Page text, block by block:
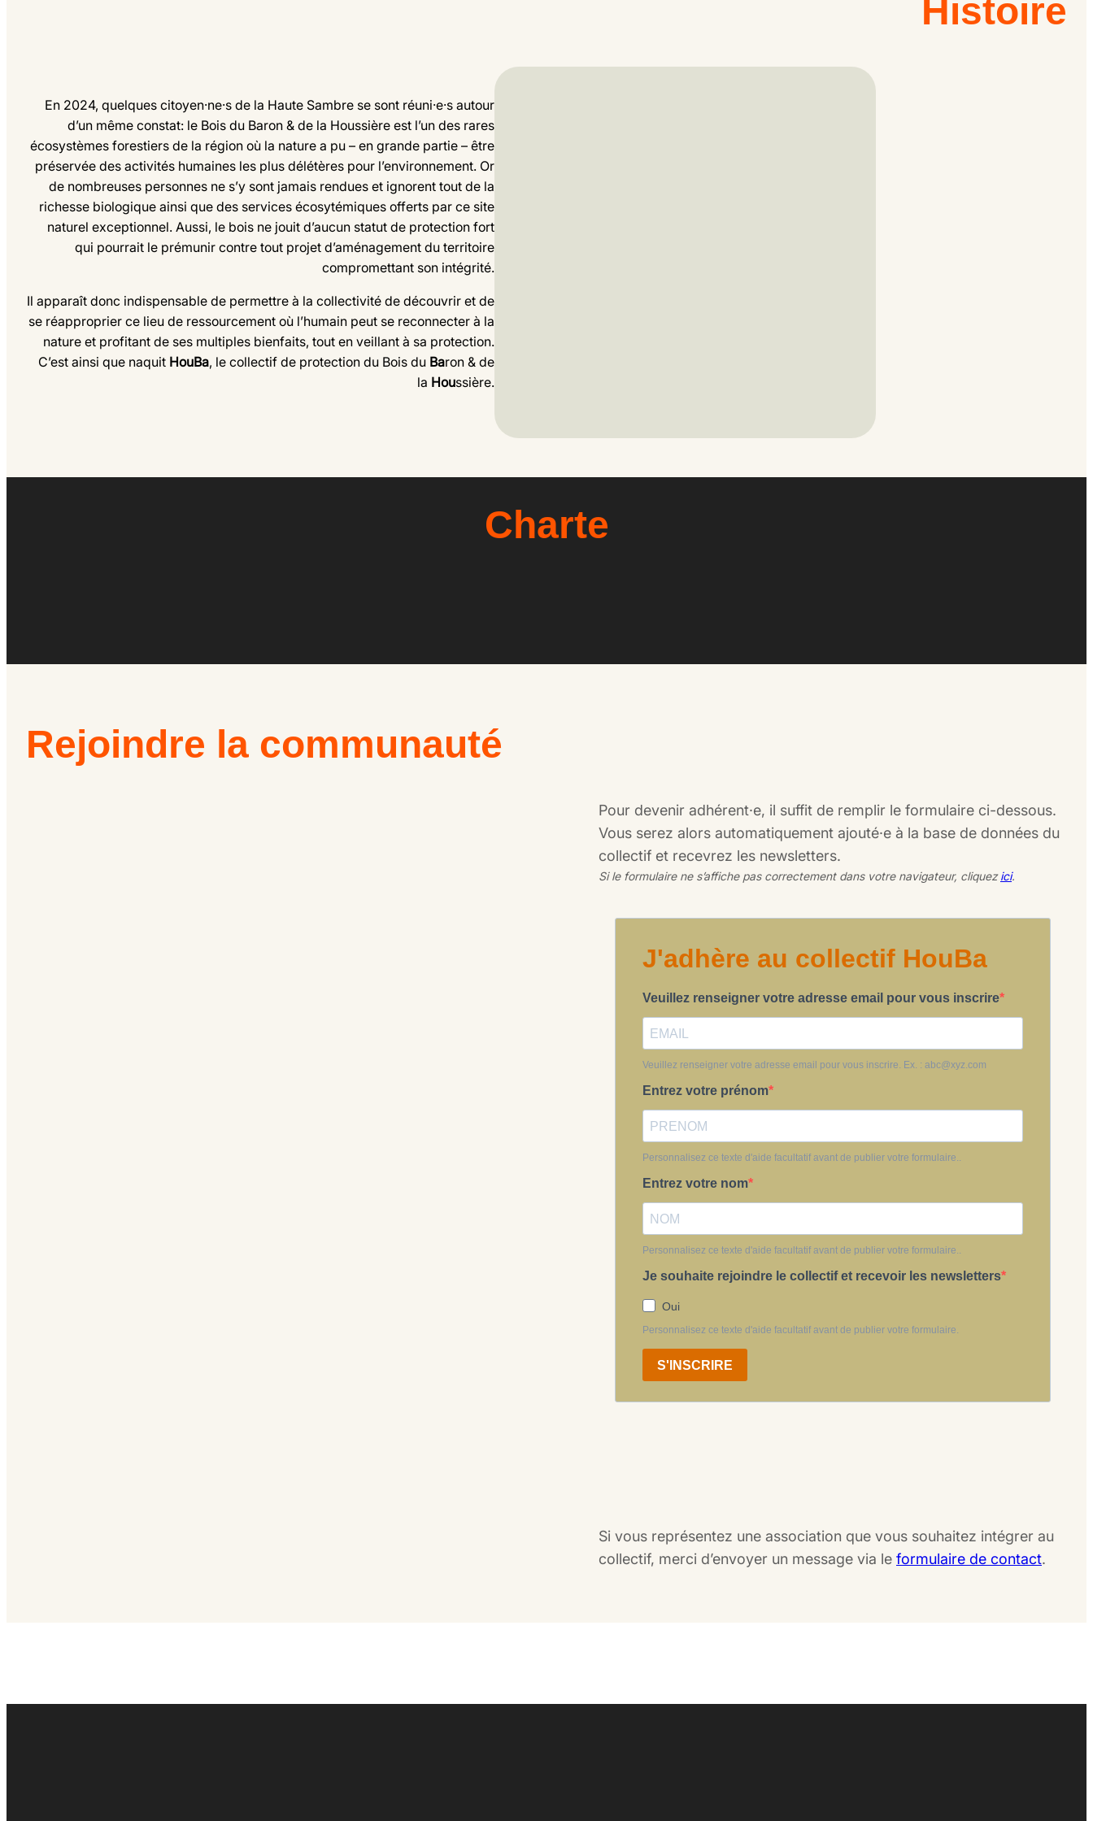
Histoire
En 2024, quelques citoyen·ne·s de la Haute Sambre se sont réuni·e·s autour
d’un même constat: le Bois du Baron & de la Houssière est l’un des rares
écosystèmes forestiers de la région où la nature a pu – en grande partie – être
préservée des activités humaines les plus délétères pour l’environnement. Or
de nombreuses personnes ne s’y sont jamais rendues et ignorent tout de la
richesse biologique ainsi que des services écosytémiques offerts par ce site
naturel exceptionnel. Aussi, le bois ne jouit d’aucun statut de protection fort
qui pourrait le prémunir contre tout projet d’aménagement du territoire
compromettant son intégrité.
Il apparaît donc indispensable de permettre à la collectivité de découvrir et de
se réapproprier ce lieu de ressourcement où l’humain peut se reconnecter à la
nature et profitant de ses multiples bienfaits, tout en veillant à sa protection.
C’est ainsi que naquit HouBa, le collectif de protection du Bois du Baron & de
la Houssière.
Charte
Rejoindre la communauté
Pour devenir adhérent·e, il suffit de remplir le formulaire ci-dessous.
Vous serez alors automatiquement ajouté·e à la base de données du
collectif et recevrez les newsletters.
Si le formulaire ne s’affiche pas correctement dans votre navigateur, cliquezici.
Si vous représentez une association que vous souhaitez intégrer au
collectif, merci d’envoyer un message via le formulaire de contact.